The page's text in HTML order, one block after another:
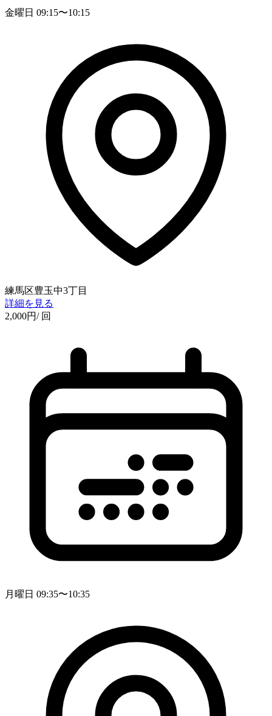
金曜日 09:15〜10:15
練馬区豊玉中3丁目
詳細を見る
2,000円/ 回
月曜日 09:35〜10:35